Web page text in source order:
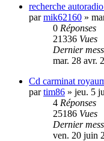
recherche
parmik62160 »
0 Réponses
21336 Vues
Dernier
mar. 28 avr.
Cd carminat
partim86 » jeu. 5
4 Réponses
25186 Vues
Dernier
ven. 20 juin